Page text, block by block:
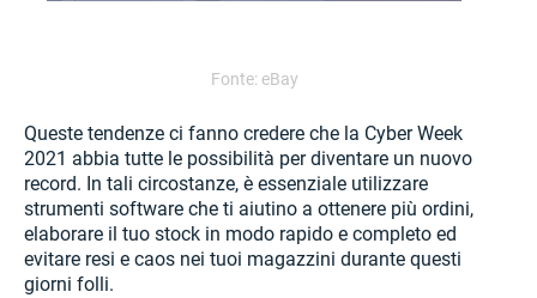
Fonte: eBay
Queste tendenze ci fanno credere che la Cyber Week
2021 abbia tutte le possibilità per diventare un nuovo
record. In tali circostanze, è essenziale utilizzare
strumenti software che ti aiutino a ottenere più ordini,
elaborare il tuo stock in modo rapido e completo ed
evitare resi e caos nei tuoi magazzini durante questi
giorni folli.